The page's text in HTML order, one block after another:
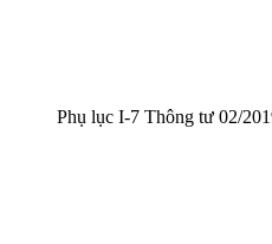
Phụ lục I-7 Thông tư 02/